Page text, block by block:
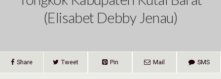
(Elisabet Debby Jenau)
Share Tweet Pin Mail SMS